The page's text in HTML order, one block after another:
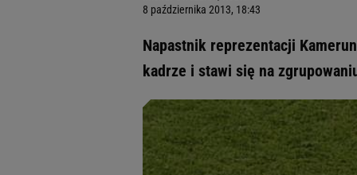
8 października 2013, 18:43
Napastnik reprezentacji
kadrze i stawi się na